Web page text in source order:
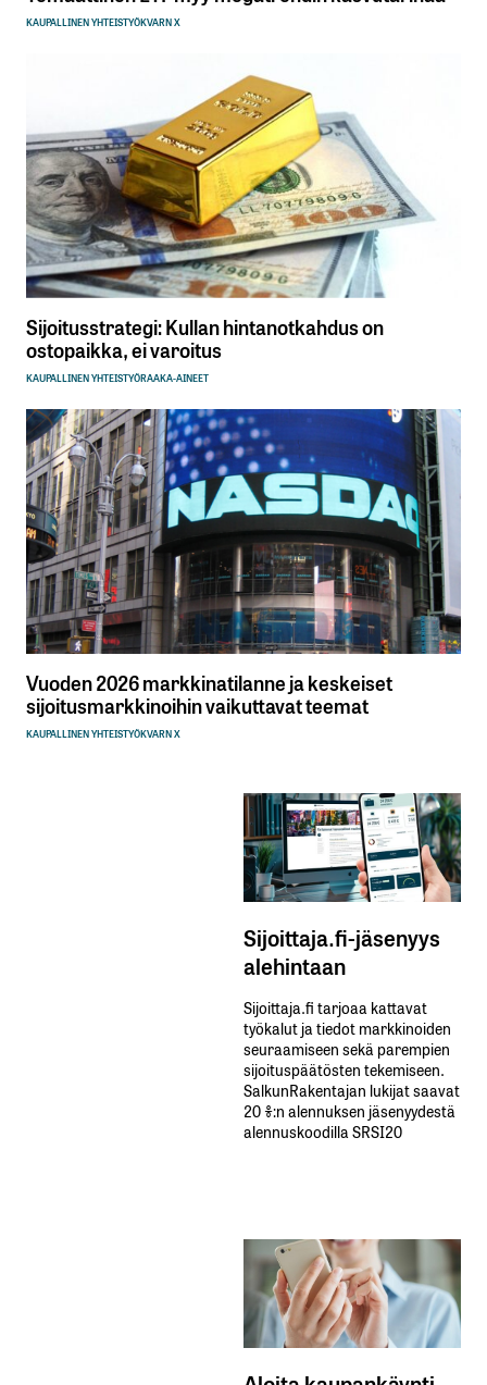
KAUPALLINEN YHTEISTYÖKVARN X
Sijoitusstrategi: Kullan hintanotkahdus on
ostopaikka, ei varoitus
KAUPALLINEN YHTEISTYÖRAAKA-AINEET
Vuoden 2026 markkinatilanne ja keskeiset
sijoitusmarkkinoihin vaikuttavat teemat
KAUPALLINEN YHTEISTYÖKVARN X
Sijoittaja.fi-jäsenyys
alehintaan
Sijoittaja.fi tarjoaa kattavat
työkalut ja tiedot markkinoiden
seuraamiseen sekä parempien
sijoituspäätösten tekemiseen.
SalkunRakentajan lukijat saavat
20 %:n alennuksen jäsenyydestä
alennuskoodilla SRSI20